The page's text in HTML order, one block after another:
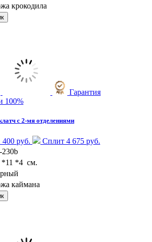
крокодила
Гарантия
100%
с 2-мя отделениями
400 руб.
Сплит 4 675 руб.
*11 *4 см.
каймана